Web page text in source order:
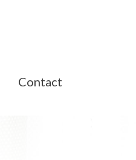
contact